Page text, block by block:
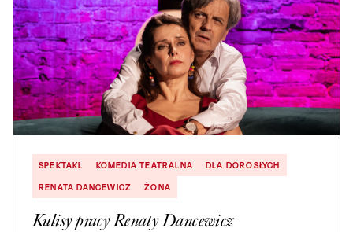
SPEKTAKL KOMEDIA TEATRALNA
DLA DOROSŁYCH
RENATA DANCEWICZ
ŻONA
Kulisy pracy Renaty Dancewicz